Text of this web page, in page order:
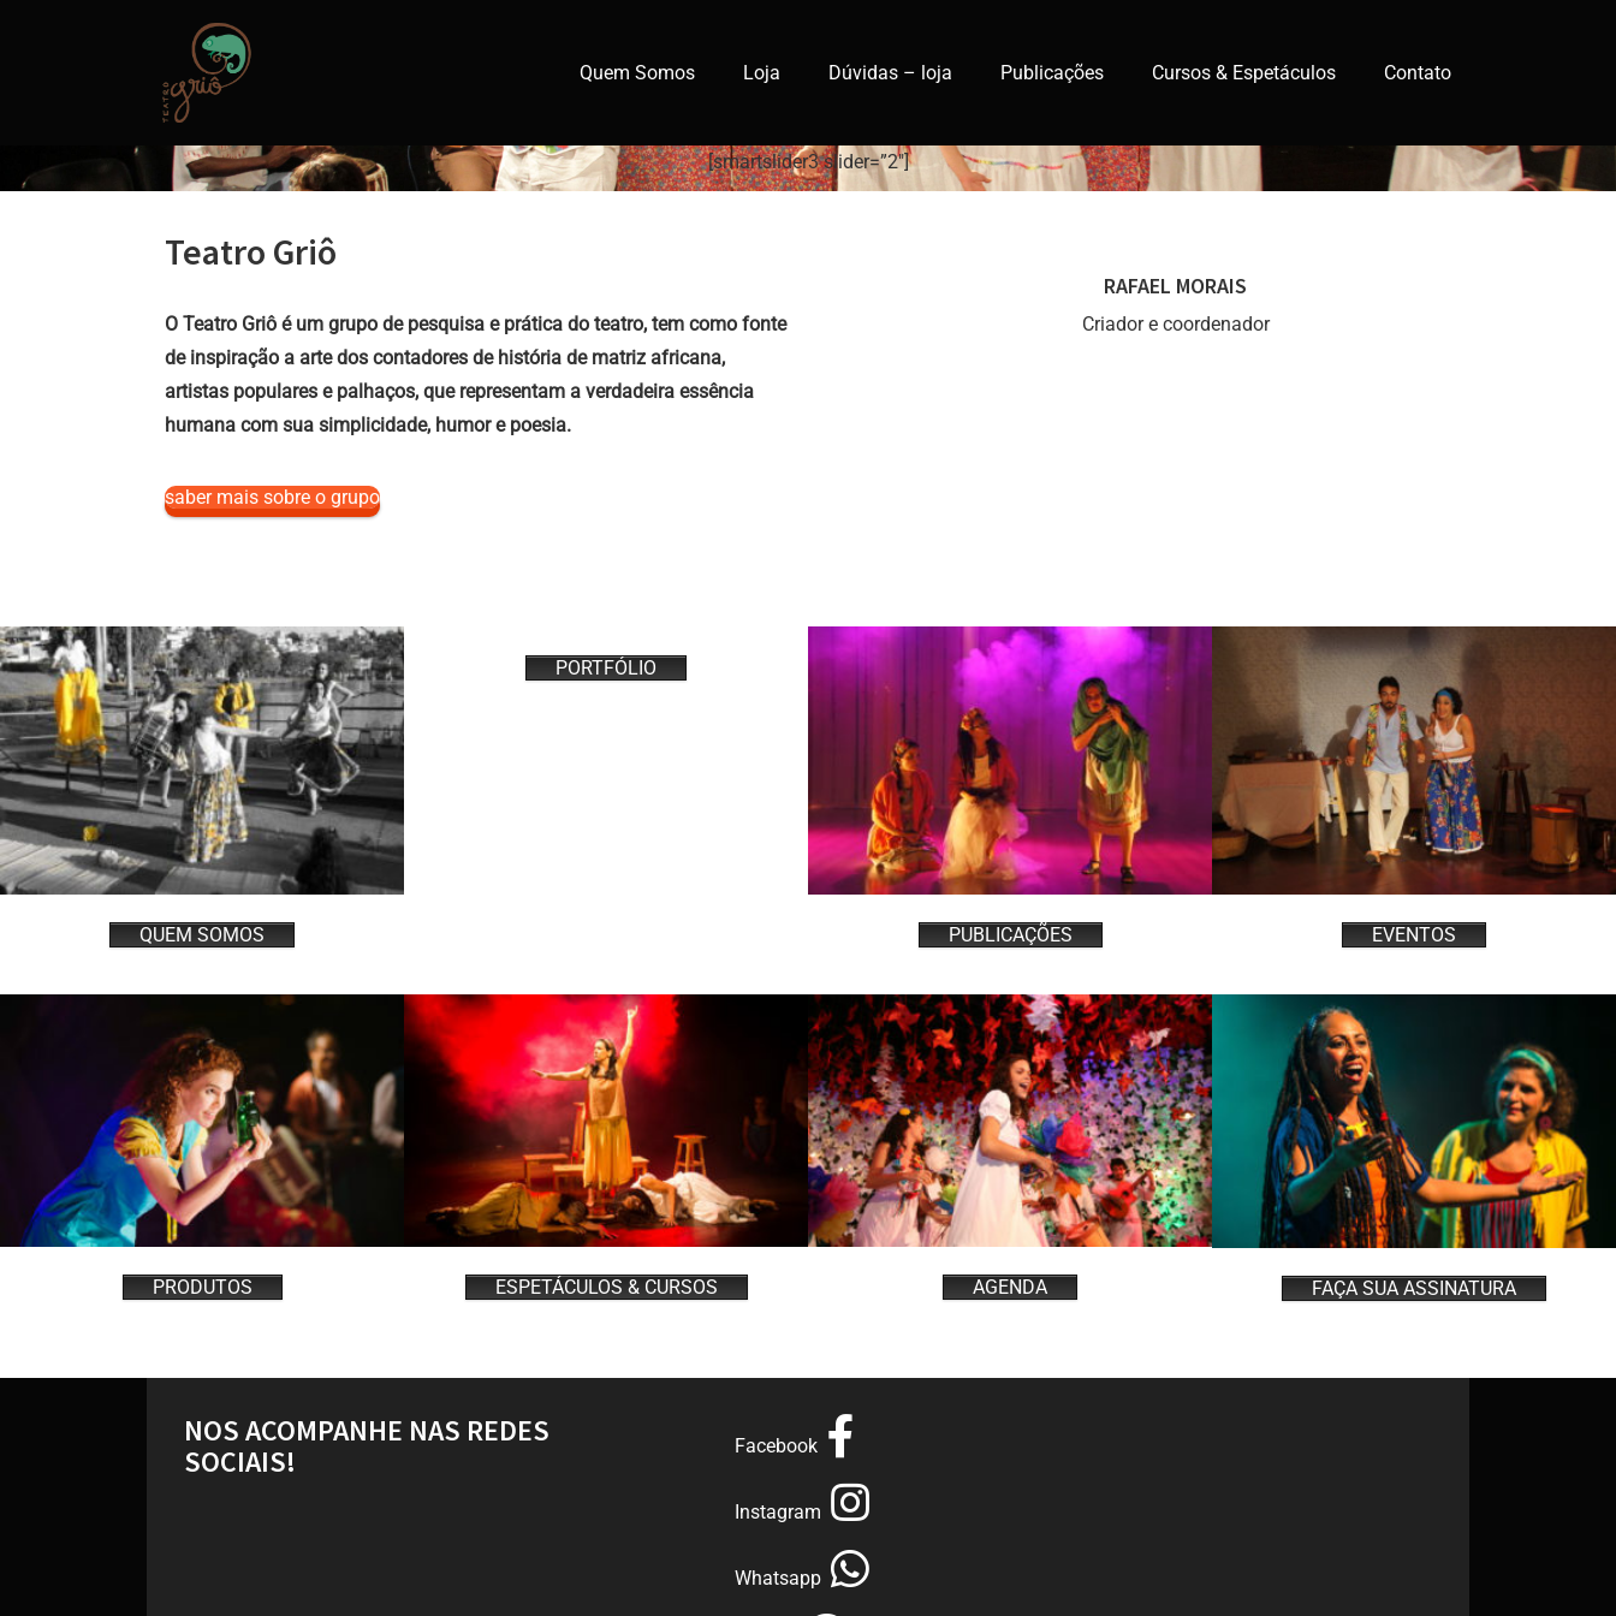
Quem Somos Loja Dúvidas – loja Publicações Cursos & Espetáculos Contato
[smartslider3 slider=”2″]
Teatro Griô
O Teatro Griô é um grupo de pesquisa e prática do teatro, tem como fonte
de inspiração a arte dos contadores de história de matriz africana,
artistas populares e palhaços, que representam a verdadeira essência
humana com sua simplicidade, humor e poesia.
saber mais sobre o grupo
RAFAEL MORAIS
Criador e coordenador
QUEM SOMOS
PORTFÓLIO
PUBLICAÇÕES EVENTOS
PRODUTOS ESPETÁCULOS & CURSOS AGENDA FAÇA SUA ASSINATURA
NOS ACOMPANHE NAS REDES
SOCIAIS!
Facebook
Instagram
Whatsapp